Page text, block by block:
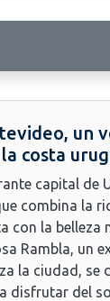
un
costa
capital de
combina la
con la belleza
Rambla, un
la ciudad, se
disfrutar del